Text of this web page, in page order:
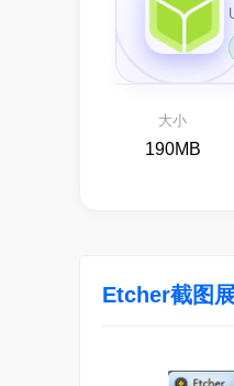
大小
190MB
万兴恢复专家64
备份还原
Etcher截图